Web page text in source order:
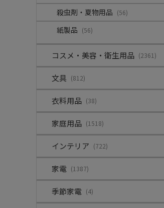
殺虫剤・夏物用品 (56)
紙製品 (56)
コスメ・美容・衛生用品 (2361)
文具 (812)
衣料用品 (38)
家庭用品 (1518)
インテリア (722)
家電 (1387)
季節家電 (4)